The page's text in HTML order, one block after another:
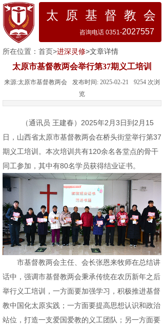
太 原 基 督 教 会
咨询电话 0351-2027557
所在位置： 首页>进深灵修>文章详情
太原市基督教两会举行第37期义工培训
来源:太原市基督教两会 发布时间: 2025-02-21 9254 次浏
览
（通讯员 王建春）2025年2月3日到2月15
日，山西省太原市基督教两会在桥头街堂举行第37
期义工培训。本次培训共有120余名各堂点的骨干
同工参加，其中有80名学员获得结业证书。
市基督教两会主任、会长张恩来牧师在总结讲
话中，强调市基督教两会秉承传统在农历新年之后
举行义工培训，一方面要加强学习，积极推进基督
教中国化太原实践；一方面要提高思想认识和政治
站位，打造一支爱国爱教的义工团队；另一方面要